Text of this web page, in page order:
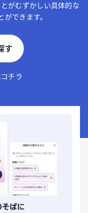
がむずかしい具体的な
できます。
す
チラ